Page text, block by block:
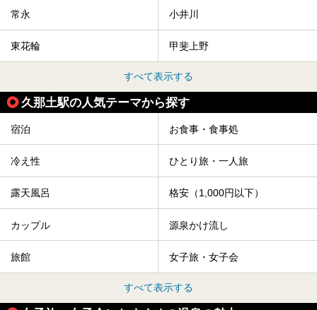
常永 小井川
東花輪 甲斐上野
すべて表示する
久那土駅の人気テーマから探す
宿泊 お食事・食事処
冷え性 ひとり旅・一人旅
露天風呂 格安（1,000円以下）
カップル 源泉かけ流し
旅館 女子旅・女子会
すべて表示する